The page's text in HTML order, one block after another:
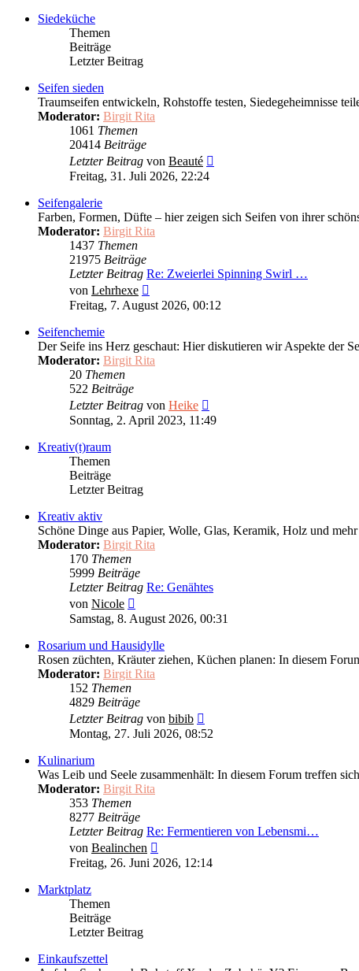
Siedeküche
Themen
Beiträge
Letzter Beitrag
Seifen sieden
Traumseifen entwickeln, Rohstoffe testen, Siedegeheimnisse
Moderator: Birgit Rita
1061 Themen
20414 Beiträge
Letzter Beitrag von Beauté
Freitag, 31. Juli 2026, 22:24
Seifengalerie
Farben, Formen, Düfte – hier zeigen sich Seifen von ihrer
Moderator: Birgit Rita
1437 Themen
21975 Beiträge
Letzter Beitrag Re: Zweierlei Spinning Swirl …
von Lehrhexe
Beitrag
Freitag, 7. August 2026, 00:12
Seifenchemie
Der Seife ins Herz geschaut: Hier diskutieren wir Aspekte der
Moderator: Birgit Rita
20 Themen
522 Beiträge
Letzter Beitrag von Heike
Beitrag
Sonntag, 2. April 2023, 11:49
Kreativ(t)raum
Themen
Beiträge
Letzter Beitrag
Kreativ aktiv
Schöne Dinge aus Papier, Wolle, Glas, Keramik, Holz und
Moderator: Birgit Rita
170 Themen
5999 Beiträge
Letzter Beitrag Re: Genähtes
von Nicole
Beitrag
Samstag, 8. August 2026, 00:31
Rosarium und Hausidylle
Rosen züchten, Kräuter ziehen, Küchen planen: In diesem
Moderator: Birgit Rita
152 Themen
4829 Beiträge
Letzter Beitrag von bibib
Beitrag
Montag, 27. Juli 2026, 08:52
Kulinarium
Was Leib und Seele zusammenhält: In diesem Forum treffen
Moderator: Birgit Rita
353 Themen
8277 Beiträge
Letzter Beitrag Re: Fermentieren von Lebensmi…
von Bealinchen
Beitrag
Freitag, 26. Juni 2026, 12:14
Marktplatz
Themen
Beiträge
Letzter Beitrag
Einkaufszettel